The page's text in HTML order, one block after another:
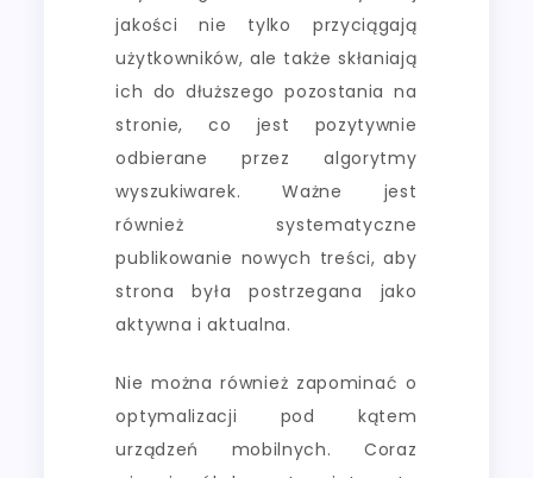
jakości nie tylko przyciągają
użytkowników, ale także skłaniają
ich do dłuższego pozostania na
stronie, co jest pozytywnie
odbierane przez algorytmy
wyszukiwarek. Ważne jest
również systematyczne
publikowanie nowych treści, aby
strona była postrzegana jako
aktywna i aktualna.
Nie można również zapominać o
optymalizacji pod kątem
urządzeń mobilnych. Coraz